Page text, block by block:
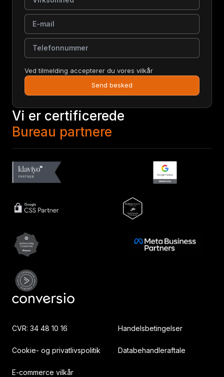
E-mail
Telefonnummer
Ved tilmelding accepterer du vores vilkår
Send besked
Vi er certificerede
Bureau partnere
CVR: 34 48 10 16 Handelsbetingelser
Cookie- og privatlivspolitik Databehandleraftale
E-commerce vilkår